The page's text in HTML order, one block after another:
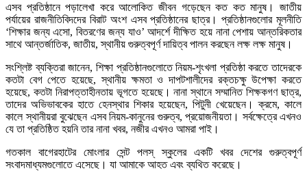
এসব প্রতিষ্ঠানে পড়ালেখা করে আলোকিত জীবন গড়েছেন কত কত মানুষ। জাতীয়
পর্যায়ের রাজনীতিবিদদের বিরাট অংশ এসব প্রতিষ্ঠানের ছাত্র। প্রতিষ্ঠানগুলোর মূলনীতি
‘শিক্ষার জন্য এসো, বিতরণের জন্য যাও’ আদর্শে দীক্ষিত হয়ে নানা পেশায় আন্তরিকতার
সাথে আন্তর্জাতিক, জাতীয়, স্থানীয় গুরুত্বপূর্ণ দায়িত্ব পালন করছেন লক্ষ লক্ষ মানুষ।
সংশ্লিষ্ট ব্যক্তিরা জানেন, শিক্ষা প্রতিষ্ঠানগুলোতে নিয়ম-শৃংখলা প্রতিষ্ঠা করতে তাদেরকে
কতটা বেগ পেতে হয়েছে, স্থানীয় ক্ষমতা ও দাপটশালীদের রক্তচক্ষু উপেক্ষা করতে
হয়েছে, কতটা নিরাপত্তাহীনতায় ভূগতে হয়েছে। নানা স্থানে সম্মানিত শিক্ষকগণ ছাত্র,
তাদের অভিভাবকের হাতে হেনস্থার শিকার হয়েছেন, পিটুনী খেয়েছেন। ক্রমে, কালে
কালে স্থানীয়রা বুঝেছেন এসব নিয়ম-কানুনের গুরুত্ব, প্রয়োজনীয়তা। সর্বক্ষেত্রে এখনও
যে তা প্রতিষ্ঠিত হয়নি তার নানা খবর, নজীর এখনও আমরা পাই।
গতকাল বাগেরহাটের মোংলার সেন্ট পলস্ স্কুলের একটি খবর দেশের গুরুত্বপূর্ণ
সংবাদমাধ্যমগুলোতে এসেছে। যা আমাকে আহত এবং ব্যথিত করেছে।